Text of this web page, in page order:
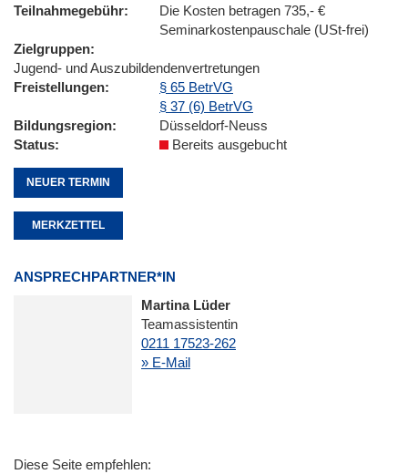
Teilnahmegebühr
Die Kosten betragen 735,- €
Seminarkostenpauschale (USt-frei)
Zielgruppen
Jugend- und Auszubildendenvertretungen
Freistellungen
§ 65 BetrVG
§ 37 (6) BetrVG
Bildungsregion
Düsseldorf-Neuss
Status
Bereits ausgebucht
NEUER TERMIN
MERKZETTEL
ANSPRECHPARTNER*IN
Martina Lüder
Teamassistentin
0211 17523-262
» E-Mail
Diese Seite empfehlen: